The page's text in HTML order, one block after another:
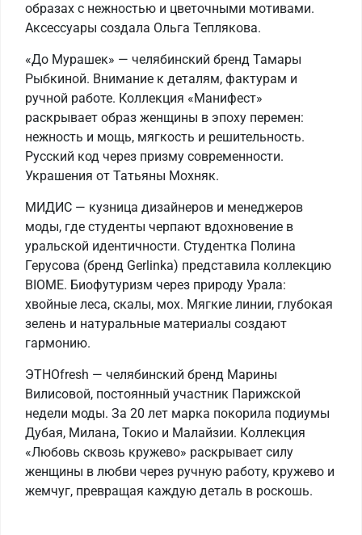
образах с нежностью и цветочными мотивами.
Аксессуары создала Ольга Теплякова.
«До Мурашек» — челябинский бренд Тамары
Рыбкиной. Внимание к деталям, фактурам и
ручной работе. Коллекция «Манифест»
раскрывает образ женщины в эпоху перемен:
нежность и мощь, мягкость и решительность.
Русский код через призму современности.
Украшения от Татьяны Мохняк.
МИДИС — кузница дизайнеров и менеджеров
моды, где студенты черпают вдохновение в
уральской идентичности. Студентка Полина
Герусова (бренд Gerlinka) представила коллекцию
BIOME. Биофутуризм через природу Урала:
хвойные леса, скалы, мох. Мягкие линии, глубокая
зелень и натуральные материалы создают
гармонию.
ЭТНОfresh — челябинский бренд Марины
Вилисовой, постоянный участник Парижской
недели моды. За 20 лет марка покорила подиумы
Дубая, Милана, Токио и Малайзии. Коллекция
«Любовь сквозь кружево» раскрывает силу
женщины в любви через ручную работу, кружево и
жемчуг, превращая каждую деталь в роскошь.